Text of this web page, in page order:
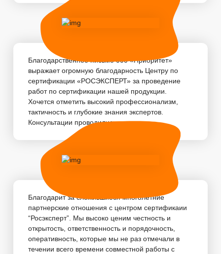
Благодарственное письмо 000 «Приоритет»
выражает огромную благодарность Центру по
сертификации «РОСЭКСПЕРТ» за проведение
работ по сертификации нашей продукции.
Хочется отметить высокий профессионализм,
тактичность и глубокие знания экспертов.
Консультации проводились...
Благодарит за сложившиеся многолетние
партнерские отношения с центром сертификаии
“Росэксперт”. Мы высоко ценим честность и
открытость, ответственность и порядочность,
оперативность, которые мы не раз отмечали в
течении всего времени совместной работы с